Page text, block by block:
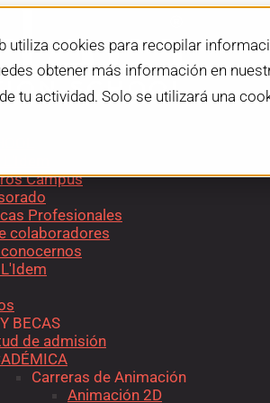
utiliza cookies para recopilar
obtener más información en
tu actividad. Solo se utilizará una
Campus
Profesionales
colaboradores
BECAS
de admisión
Carreras de Animación
Animación 2D